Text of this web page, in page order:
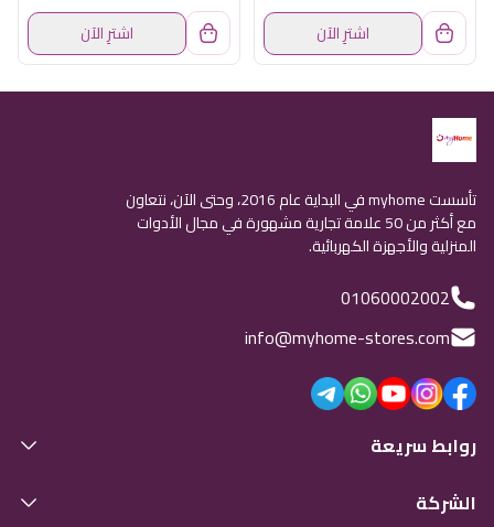
اشترِ الآن
اشترِ الآن
تأسست myhome في البداية عام 2016، وحتى الآن، نتعاون
مع أكثر من 50 علامة تجارية مشهورة في مجال الأدوات
المنزلية والأجهزة الكهربائية.
01060002002
info@myhome-stores.com
روابط سريعة
الشركة